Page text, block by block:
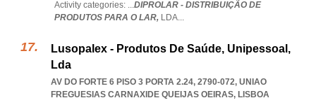
Activity categories: ...DIPROLAR - DISTRIBUIÇÃO DE
PRODUTOS PARA O LAR, LDA...
Lusopalex - Produtos De Saúde, Unipessoal,
Lda
AV DO FORTE 6 PISO 3 PORTA 2.24, 2790-072, UNIAO
FREGUESIAS CARNAXIDE QUEIJAS OEIRAS, LISBOA